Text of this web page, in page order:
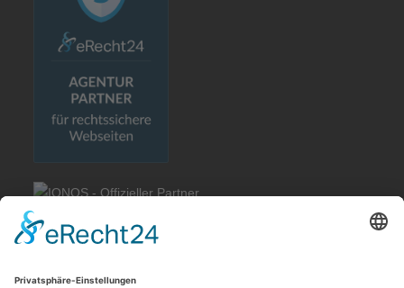
Rechtliches
Allgemeine Geschäftsbedingungen